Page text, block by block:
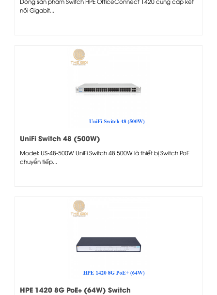
nối Gigabit...
UniFi Switch 48 (500W)
Model: US-48-500W UniFi Switch 48 500W là thiết bị Switch PoE
chuyển tiếp...
HPE 1420 8G PoE+ (64W) Switch